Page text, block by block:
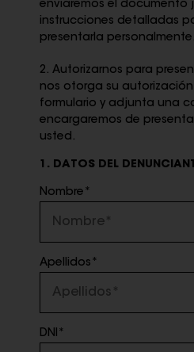
enviaremos el documento
instrucciones detalladas
presentarla personalmente.
2. Autorizarnos para
nos otorga su
formulario y adjunta una
encargaremos de
usted.
1. DATOS DEL
Nombre*
Apellidos*
DNI*